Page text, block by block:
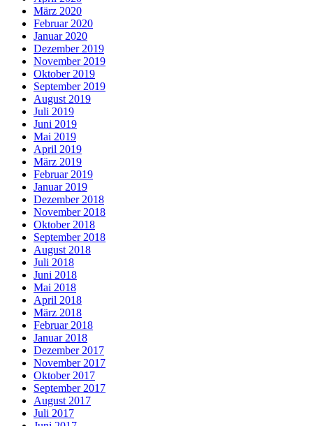
März 2020
Februar 2020
Januar 2020
Dezember 2019
November 2019
Oktober 2019
September 2019
August 2019
Juli 2019
Juni 2019
Mai 2019
April 2019
März 2019
Februar 2019
Januar 2019
Dezember 2018
November 2018
Oktober 2018
September 2018
August 2018
Juli 2018
Juni 2018
Mai 2018
April 2018
März 2018
Februar 2018
Januar 2018
Dezember 2017
November 2017
Oktober 2017
September 2017
August 2017
Juli 2017